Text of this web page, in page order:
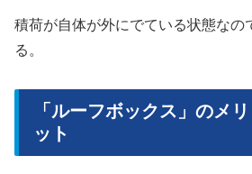
積荷が自体が外にでている状態なの
る。
「ルーフボックス」のメ
ット